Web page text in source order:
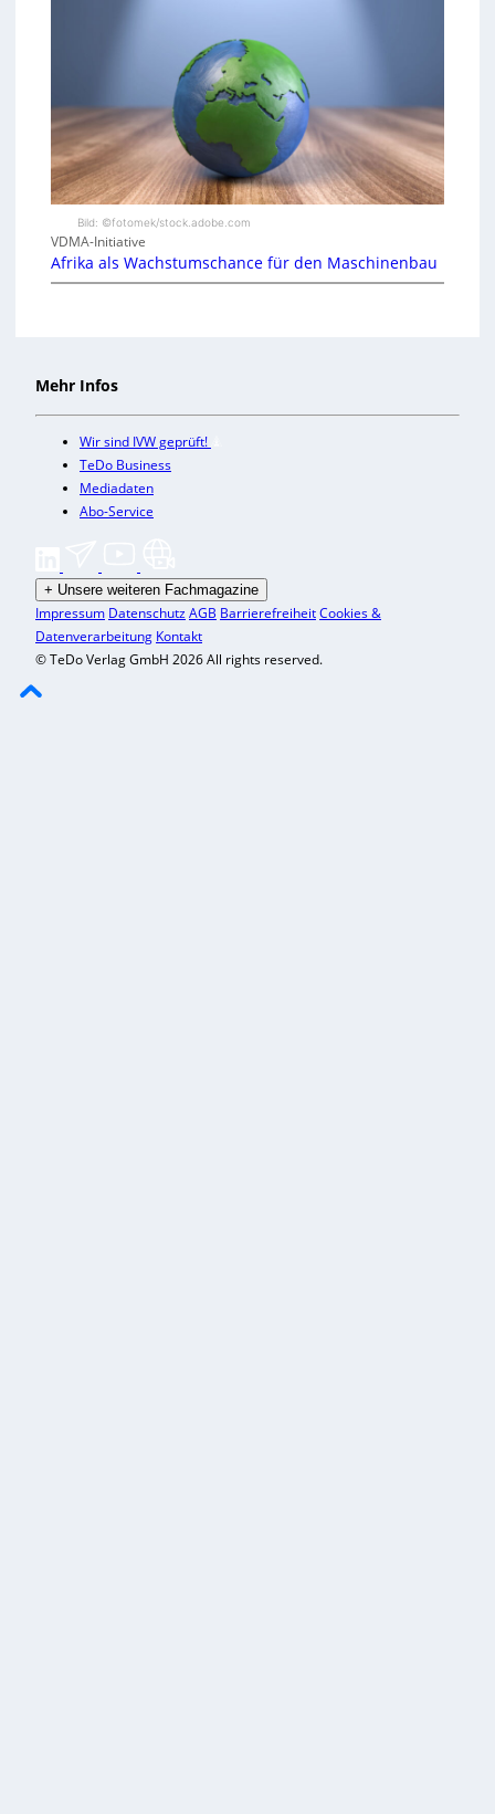
Bild: ©fotomek/stock.adobe.com
VDMA-Initiative
Afrika als Wachstumschance für den Maschinenbau
Mehr Infos
Wir sind IVW geprüft!
TeDo Business
Mediadaten
Abo-Service
+ Unsere weiteren Fachmagazine
Impressum DatenschutzAGB BarrierefreiheitCookies &
Datenverarbeitung Kontakt
© TeDo Verlag GmbH 2026 All rights reserved.